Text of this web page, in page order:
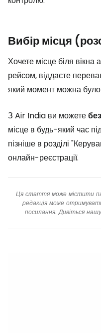
Вибір місця
Хочете місце біля
рейсом, віддаєте
який момент можна
З Air India ви можете
місце в будь-який час
пізніше в розділі
онлайн-реєстрації.
Ця стаття може містити
редакція може
посилання. Дивіться